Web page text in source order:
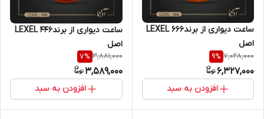
ساعت دیواری از برندLEXEL 666
اصل
7,028,000
9%
6,327,000
افزودن به سبد
ساعت دیواری از برندLEXEL 446
اصل
3,881,000
7%
3,589,000
افزودن به سبد